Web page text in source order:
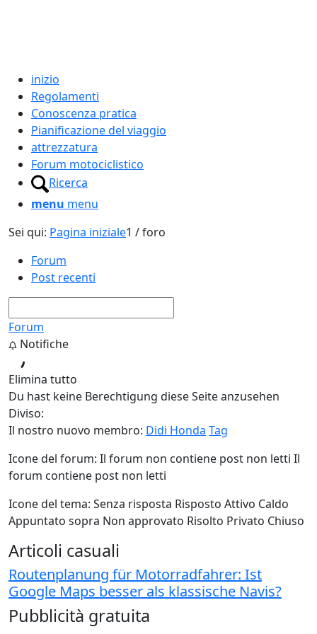
inizio
Regolamenti
Conoscenza pratica
Pianificazione del viaggio
attrezzatura
Forum motociclistico
Ricerca
menu menu
Sei qui: Pagina iniziale1 /foro
Forum
Post recenti
Forum
Notifiche
Elimina tutto
Du hast keine Berechtigung diese Seite anzusehen
Diviso:
Il nostro nuovo membro: Didi Honda Tag
Icone del forum: Il forum non contiene post non letti Il
forum contiene post non letti
Icone del tema: Senza risposta Risposto Attivo Caldo
Appuntato sopra Non approvato Risolto Privato Chiuso
Articoli casuali
Routenplanung für Motorradfahrer: Ist
Google Maps besser als klassische Navis?
Pubblicità gratuita